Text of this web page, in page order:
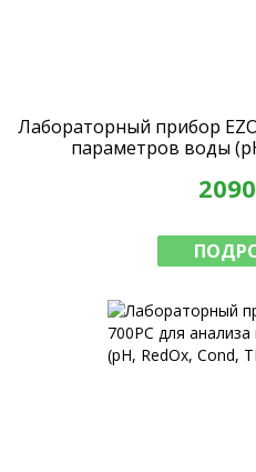
Лабораторный прибор
параметров воды